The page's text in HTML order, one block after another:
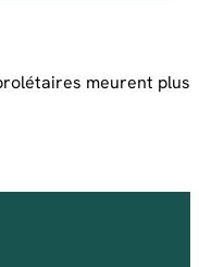
meurent plus